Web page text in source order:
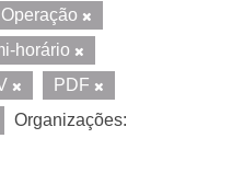
horário
PDF
Organizações: